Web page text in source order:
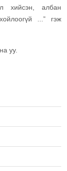
хийсэн, албан
...” гэж
уу.